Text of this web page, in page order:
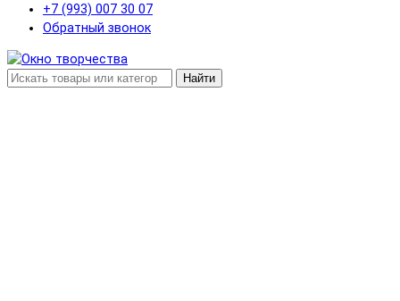
+7 (993) 007 30 07
Обратный звонок
Найти